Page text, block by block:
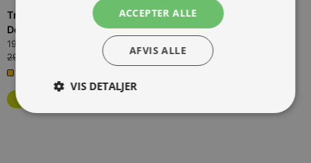
Tromox MINO Premium 31 Mysterious Black, 30 km/t.,
Demo/udstillingsmodel, kørt 500 m (TROMMINO6031MB30-2
19.000,00 kr.
Inkl. moms.
29.000,00 kr.
Vejl. inkl. moms.
ACCEPTER ALLE
AFVIS ALLE
VIS DETALJER